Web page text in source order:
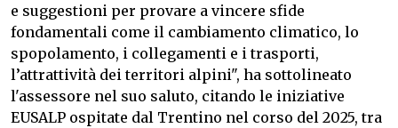
e suggestioni per provare a vincere sfide
fondamentali come il cambiamento climatico, lo
spopolamento, i collegamenti e i trasporti,
l’attrattività dei territori alpini", ha sottolineato
l'assessore nel suo saluto, citando le iniziative
EUSALP ospitate dal Trentino nel corso del 2025, tra